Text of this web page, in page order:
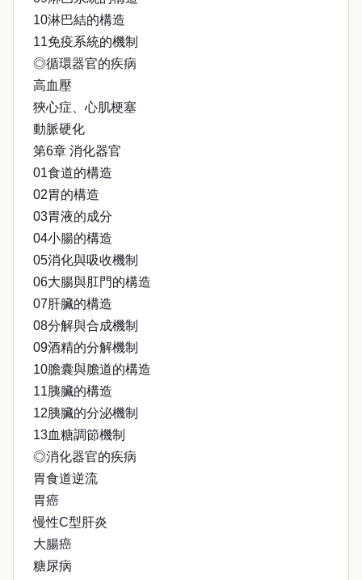
10淋巴結的構造
11免疫系統的機制
◎循環器官的疾病
高血壓
狹心症、心肌梗塞
動脈硬化
第6章 消化器官
01食道的構造
02胃的構造
03胃液的成分
04小腸的構造
05消化與吸收機制
06大腸與肛門的構造
07肝臟的構造
08分解與合成機制
09酒精的分解機制
10膽囊與膽道的構造
11胰臟的構造
12胰臟的分泌機制
13血糖調節機制
◎消化器官的疾病
胃食道逆流
胃癌
慢性C型肝炎
大腸癌
糖尿病